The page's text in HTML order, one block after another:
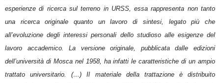
esperienze di ricerca sul terreno in URSS, essa rappresenta non tanto
una ricerca originale quanto un lavoro di sintesi, legato più che
all’evoluzione degli interessi personali dello studioso alle esigenze del
lavoro accademico. La versione originale, pubblicata dalle edizioni
dell’università di Mosca nel 1958, ha infatti le caratteristiche di un ampio
trattato universitario. (…) Il materiale della trattazione è distribuito